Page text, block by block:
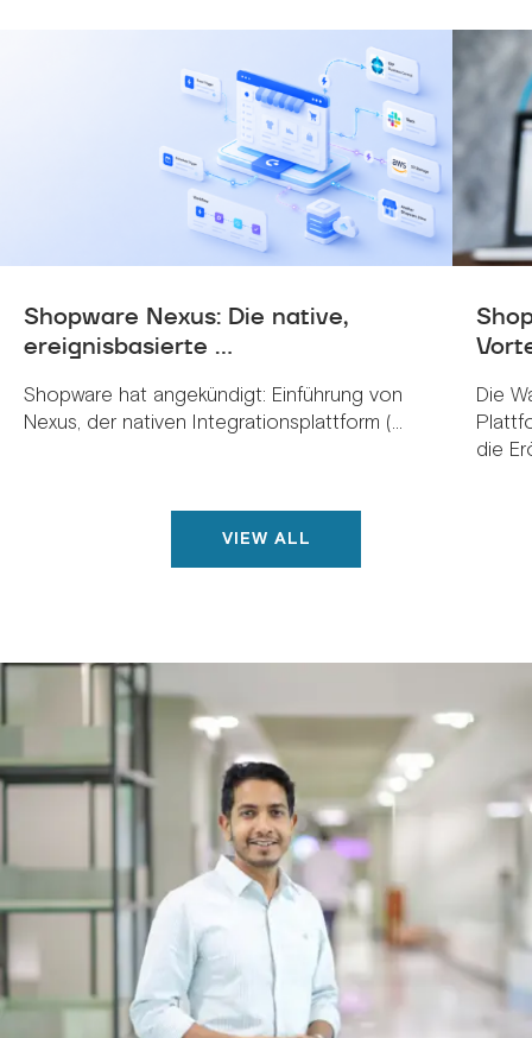
Shopware Nexus: Die native,
ereignisbasierte ...
Shopware hat angekündigt: Einführung von
Nexus, der nativen Integrationsplattform (...
Die
die
VIEW ALL